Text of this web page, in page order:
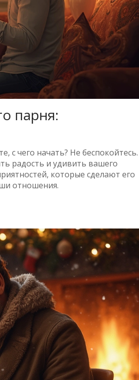
парня:
с чего начать? Не беспокойтесь.
радость и удивить вашего
которые сделают его
отношения.